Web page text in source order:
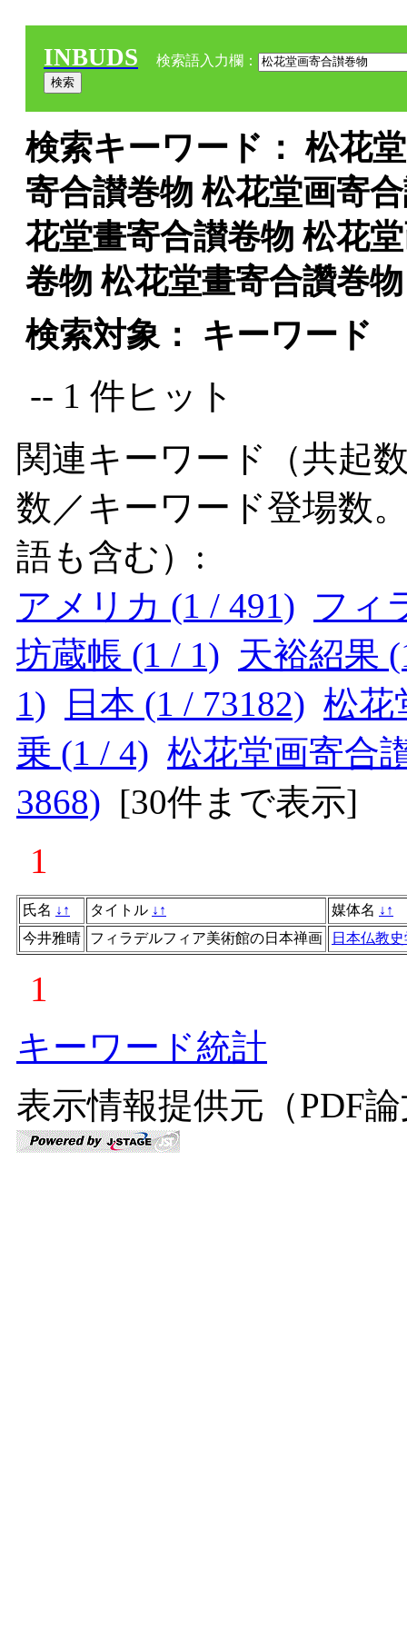
INBUDS 検索語入力欄：
検索キーワード： 松花
寄合讃巻物 松花堂画寄
花堂畫寄合讃卷物 松花
卷物 松花堂畫寄合讚巻
検索対象： キーワード
-- 1 件ヒット
関連キーワード（共起
数／キーワード登場数
語も含む）:
アメリカ (1 / 491) フィ
坊蔵帳 (1 / 1) 天裕紹果
1)
日本 (1 / 73182) 松花
乗 (1 / 4) 松花堂画寄合
3868) [30件まで表示]
1
氏名 ↓ ↑ タイトル ↓ ↑ 媒体名 ↓ ↑
今井雅晴
フィラデルフィア美術館の日本禅画 日本仏教
1
キーワード統計
表示情報提供元（PDF